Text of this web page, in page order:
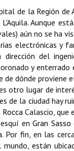
de la Región de
Aunque
aún no se ha
electrónicas y
del
y
de dónde proviene
otro lugar de
de la ciudad hay
Rocca Calascio,
esquí enGran
Por fin, en las
están